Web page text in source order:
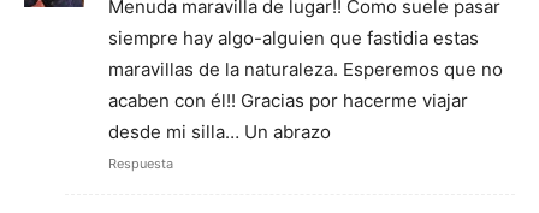
Menuda maravilla de lugar!! Como suele pasar
siempre hay algo-alguien que fastidia estas
maravillas de la naturaleza. Esperemos que no
acaben con él!! Gracias por hacerme viajar
desde mi silla… Un abrazo
Respuesta